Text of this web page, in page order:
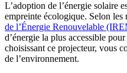
L’adoption de l’énergie solaire
empreinte écologique. Selon les
de l’Énergie Renouvelable
d’énergie la plus accessible
choisissant ce projecteur, vous
de l’environnement.